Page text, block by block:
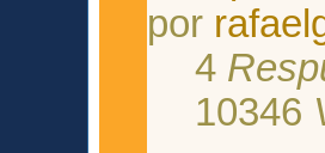
por
4
10346